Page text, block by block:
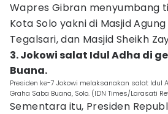
Wapres Gibran menyumbang
Kota Solo yakni di Masjid Agung
Tegalsari, dan Masjid Sheikh
3. Jokowi salat Idul Adha di
Buana.
Presiden ke-7 Jokowi melaksanakan salat Idul
Graha Saba Buana, Solo. (IDN Times/Larasati
Sementara itu, Presiden